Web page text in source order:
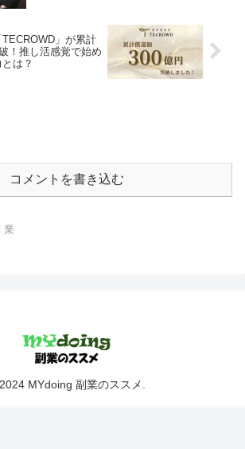
」が累計
！推し活感覚で始め
は？
コメントを書き込む
業
MYdoing 副業のススメ.